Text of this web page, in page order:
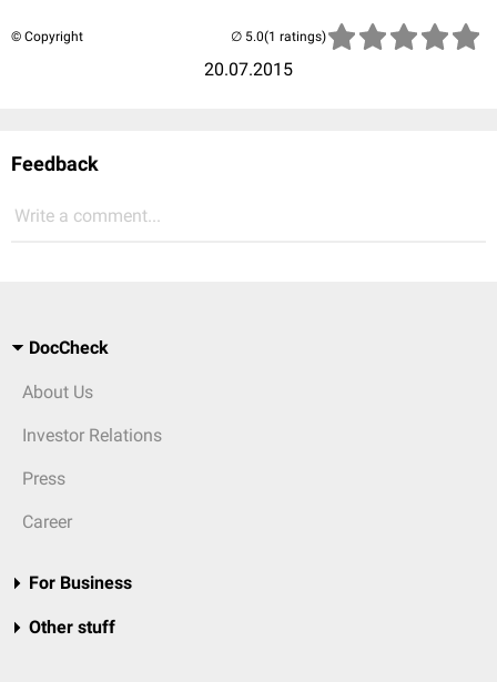
© Copyright
20.07.2015
(1 ratings)
Feedback
Write a comment...
DocCheck
About Us
Investor Relations
Press
Career
For Business
Other stuff